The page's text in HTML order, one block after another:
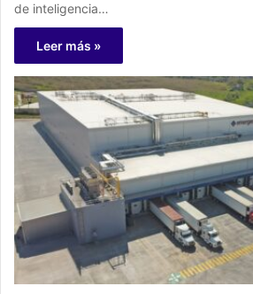
de inteligencia…
Leer más »